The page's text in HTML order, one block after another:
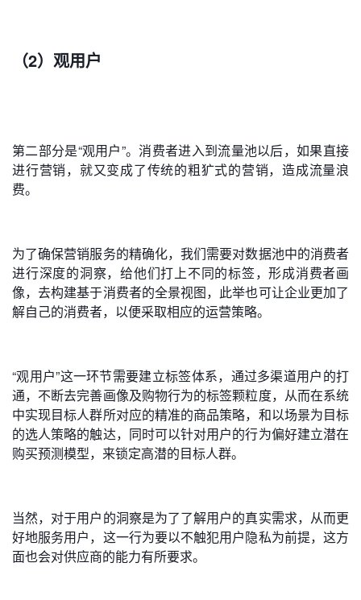
（2）观用户
第二部分是“观用户”。消费者进入到流量池以后，如果直接
进行营销，就又变成了传统的粗犷式的营销，造成流量浪
费。
为了确保营销服务的精确化，我们需要对数据池中的消费者
进行深度的洞察，给他们打上不同的标签，形成消费者画
像，去构建基于消费者的全景视图，此举也可让企业更加了
解自己的消费者，以便采取相应的运营策略。
“观用户”这一环节需要建立标签体系，通过多渠道用户的打
通，不断去完善画像及购物行为的标签颗粒度，从而在系统
中实现目标人群所对应的精准的商品策略，和以场景为目标
的选人策略的触达，同时可以针对用户的行为偏好建立潜在
购买预测模型，来锁定高潜的目标人群。
当然，对于用户的洞察是为了了解用户的真实需求，从而更
好地服务用户，这一行为要以不触犯用户隐私为前提，这方
面也会对供应商的能力有所要求。